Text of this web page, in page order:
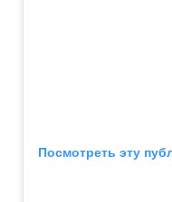
Посмотреть эту